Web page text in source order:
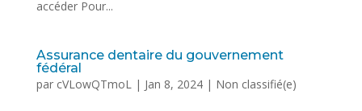
accéder Pour...
Assurance dentaire du gouvernement
fédéral
par cVLowQTmoL| Jan 8, 2024| Non classifié(e)